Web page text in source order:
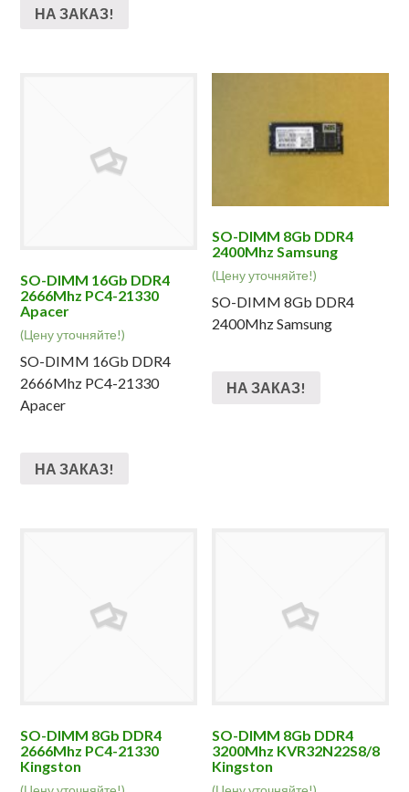
НА ЗАКАЗ!
SO-DIMM 16Gb DDR4
2666Mhz PC4-21330
Apacer
(Цену уточняйте!)
SO-DIMM 16Gb DDR4
2666Mhz PC4-21330
Apacer
НА ЗАКАЗ!
SO-DIMM 8Gb DDR4
2400Mhz Samsung
(Цену уточняйте!)
SO-DIMM 8Gb DDR4
2400Mhz Samsung
НА ЗАКАЗ!
SO-DIMM 8Gb DDR4
2666Mhz PC4-21330
Kingston
SO-DIMM 8Gb DDR4
3200Mhz KVR32N22S8/8
Kingston